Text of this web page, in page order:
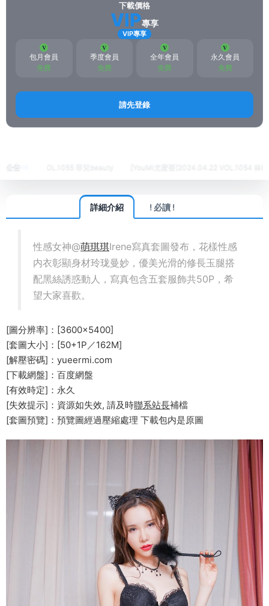
下載價格
VIP專享
VIP專享
包月會員
免費
季度會員
免費
全年會員
免費
永久會員
免費
請先登錄
公告VOL.1055 菲兒beauty [YouMi尤蜜荟]2024.04.22 VOL.1054 林幼一
詳細介紹 ! 必讀 !
性感女神@萌琪琪Irene寫真套圖發布，花樣性感
内衣彰顯身材玲珑曼妙，優美光滑的修長玉腿搭
配黑絲誘惑動人，寫真包含五套服飾共50P，希
望大家喜歡。
[圖分辨率]：[3600×5400]
[套圖大小]：[50+1P／162M]
[解壓密碼]：yueermi.com
[下載網盤]：百度網盤
[有效時定]：永久
[失效提示]：資源如失效, 請及時聯系站長補檔
[套圖預覽]：預覽圖經過壓縮處理 下載包内是原圖